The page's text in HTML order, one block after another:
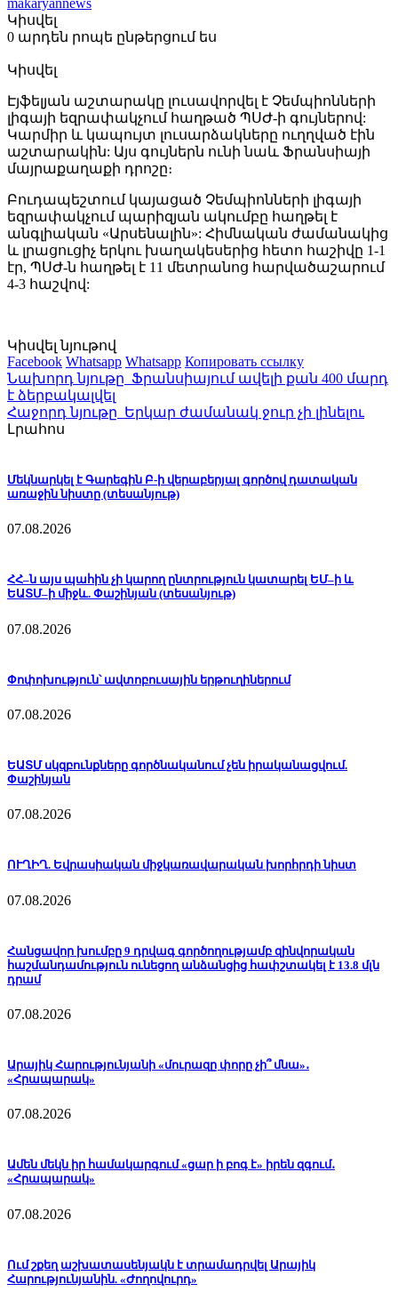
Կիսվել
0 արդեն րոպե ընթերցում ես
Կիսվել
Էյֆելյան աշտարակը լուսավորվել է Չեմպիոնների
լիգայի եզրափակչում հաղթած ՊՍԺ-ի գույներով:
Կարմիր և կապույտ լուսարձակները ուղղված էին
աշտարակին: Այս գույներն ունի նաև Ֆրանսիայի
մայրաքաղաքի դրոշը։
Բուդապեշտում կայացած Չեմպիոնների լիգայի
եզրափակչում պարիզյան ակումբը հաղթել է
անգլիական «Արսենալին»: Հիմնական ժամանակից
և լրացուցիչ երկու խաղակեսերից հետո հաշիվը 1-1
էր, ՊՍԺ-ն հաղթել է 11 մետրանոց հարվածաշարում
4-3 հաշվով:
Կիսվել նյութով
Facebook Whatsapp Whatsapp Копировать ссылку
Նախորդ նյութը Ֆրանսիայում ավելի քան 400 մարդ
է ձերբակալվել
Հաջորդ նյութը Երկար ժամանակ ջուր չի լինելու
Լրահոս
Մեկնարկել է Գարեգին Բ-ի վերաբերյալ գործով դատական
առաջին նիստը (տեսանյութ)
07.08.2026
ՀՀ–ն այս պահին չի կարող ընտրություն կատարել ԵՄ–ի և
ԵԱՏՄ–ի միջև. Փաշինյան (տեսանյութ)
07.08.2026
Փոփոխություն՝ ավտոբուսային երթուղիներում
07.08.2026
ԵԱՏՄ սկզբունքները գործնականում չեն իրականացվում.
Փաշինյան
07.08.2026
ՈՒՂԻՂ. Եվրասիական միջկառավարական խորհրդի նիստ
07.08.2026
Հանցավոր խումբը 9 դրվագ գործողությամբ զինվորական
հաշմանդամություն ունեցող անձանցից հափշտակել է 13.8 մլն
դրամ
07.08.2026
Արայիկ Հարությունյանի «մուրազը փորը չի՞ մնա»․
«Հրապարակ»
07.08.2026
Ամեն մեկն իր համակարգում «ցար ի բոգ է» իրեն զգում․
«Հրապարակ»
07.08.2026
Ում շքեղ աշխատասենյակն է տրամադրվել Արայիկ
Հարությունյանին. «Ժողովուրդ»